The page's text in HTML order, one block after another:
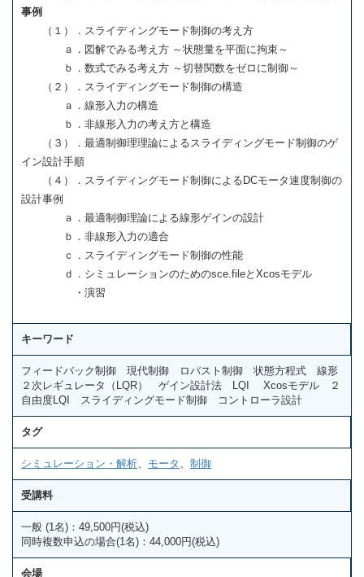
事例
（１）．スライディングモード制御の考え方
ａ．図解でみる考え方 ～状態量を平面に拘束～
ｂ．数式でみる考え方 ～切替関数をゼロに制御～
（２）．スライディングモード制御の構造
ａ．線形入力の構造
ｂ．非線形入力の考え方と構造
（３）．最適制御理理論によるスライディングモード制御のゲ
イン設計手順
（４）．スライディングモード制御によるDCモータ速度制御の
設計事例
ａ．最適制御理論による線形ゲインの設計
ｂ．非線形入力の適合
ｃ．スライディングモード制御の性能
ｄ．シミュレーションのためのsce.fileとXcosモデル
・演習
キーワード
フィードバック制御 現代制御 ロバスト制御 状態方程式 線形
２次レギュレータ（LQR） ゲイン設計法 LQI Xcosモデル ２
自由度LQI スライディングモード制御 コントローラ設計
タグ
シミュレーション・解析 モータ 制御
受講料
一般 (1名)：49,500円(税込)
同時複数申込の場合(1名)：44,000円(税込)
会場